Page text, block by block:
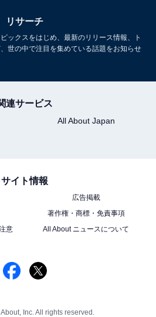
リサーチ
ックスをはじめ、最新のリリース情報、ト
世の中で注目を集めている話題をお知らせ
連サービス
All About Japan
サイト情報
広告掲載
著作権・商標・免責事項
意
All About ニュースについて
Inc. All rights reserved.